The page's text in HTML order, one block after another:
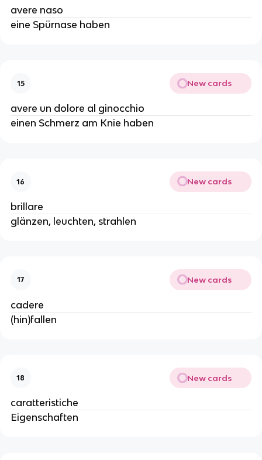
avere naso
eine Spürnase haben
15 New cards
avere un dolore al ginocchio
einen Schmerz am Knie haben
16 New cards
brillare
glänzen, leuchten, strahlen
17 New cards
cadere
(hin)fallen
18 New cards
caratteristiche
Eigenschaften